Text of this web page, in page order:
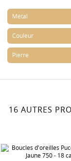
Métal
Couleur
Pierre
16 AUTRES